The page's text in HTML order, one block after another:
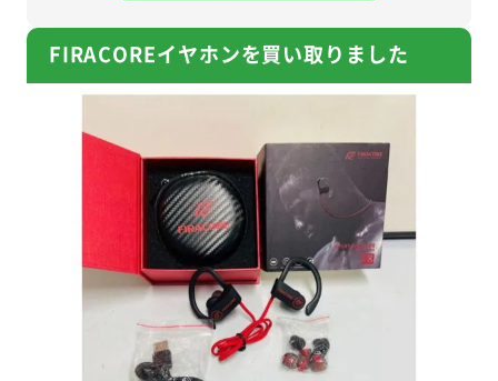
FIRACOREイヤホンを買い取りました